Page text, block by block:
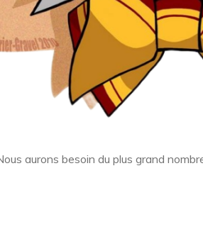
aurons besoin du plus grand